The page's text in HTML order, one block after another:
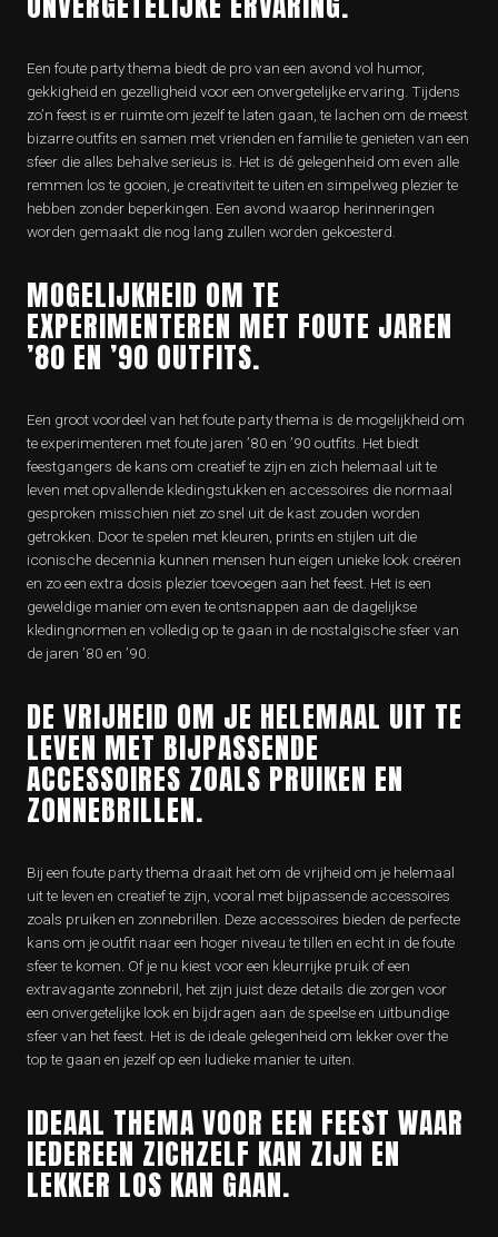
Een foute party thema biedt de pro van een avond vol humor,
gekkigheid en gezelligheid voor een onvergetelijke ervaring. Tijdens
zo’n feest is er ruimte om jezelf te laten gaan, te lachen om de meest
bizarre outfits en samen met vrienden en familie te genieten van een
sfeer die alles behalve serieus is. Het is dé gelegenheid om even alle
remmen los te gooien, je creativiteit te uiten en simpelweg plezier te
hebben zonder beperkingen. Een avond waarop herinneringen
worden gemaakt die nog lang zullen worden gekoesterd.
MOGELIJKHEID OM TE
EXPERIMENTEREN MET FOUTE JAREN
’80 EN ’90 OUTFITS.
Een groot voordeel van het foute party thema is de mogelijkheid om
te experimenteren met foute jaren ’80 en ’90 outfits. Het biedt
feestgangers de kans om creatief te zijn en zich helemaal uit te
leven met opvallende kledingstukken en accessoires die normaal
gesproken misschien niet zo snel uit de kast zouden worden
getrokken. Door te spelen met kleuren, prints en stijlen uit die
iconische decennia kunnen mensen hun eigen unieke look creëren
en zo een extra dosis plezier toevoegen aan het feest. Het is een
geweldige manier om even te ontsnappen aan de dagelijkse
kledingnormen en volledig op te gaan in de nostalgische sfeer van
de jaren ’80 en ’90.
DE VRIJHEID OM JE HELEMAAL UIT TE
LEVEN MET BIJPASSENDE
ACCESSOIRES ZOALS PRUIKEN EN
ZONNEBRILLEN.
Bij een foute party thema draait het om de vrijheid om je helemaal
uit te leven en creatief te zijn, vooral met bijpassende accessoires
zoals pruiken en zonnebrillen. Deze accessoires bieden de perfecte
kans om je outfit naar een hoger niveau te tillen en echt in de foute
sfeer te komen. Of je nu kiest voor een kleurrijke pruik of een
extravagante zonnebril, het zijn juist deze details die zorgen voor
een onvergetelijke look en bijdragen aan de speelse en uitbundige
sfeer van het feest. Het is de ideale gelegenheid om lekker over the
top te gaan en jezelf op een ludieke manier te uiten.
IDEAAL THEMA VOOR EEN FEEST WAAR
IEDEREEN ZICHZELF KAN ZIJN EN
LEKKER LOS KAN GAAN.